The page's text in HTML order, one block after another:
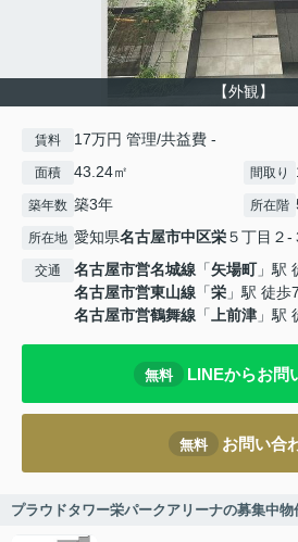
【外観】
賃料 17万円 管理/共益費 -
面積 43.24㎡ 間取り
築年数 築3年 所在階
所在地 愛知県名古屋市中区栄５丁目２-
交通 名古屋市営名城線 「矢場町」駅
名古屋市営東山線 「栄 」駅 徒歩
名古屋市営鶴舞線 「上前津 」駅
無料 LINEからお問
無料 お問い合
プラウドタワー栄パークアリーナの募集中物